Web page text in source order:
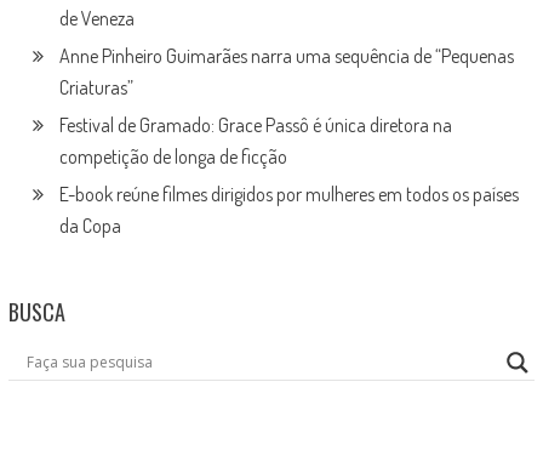
de Veneza
Anne Pinheiro Guimarães narra uma sequência de “Pequenas
Criaturas”
Festival de Gramado: Grace Passô é única diretora na
competição de longa de ficção
E-book reúne filmes dirigidos por mulheres em todos os países
da Copa
BUSCA